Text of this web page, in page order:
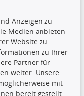
Anzeigen zu
Medien anbieten
Website zu
zu Ihrer
Partner für
weiter. Unsere
mit
bereit gestellt